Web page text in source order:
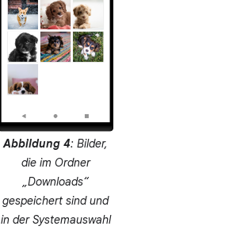
Abbildung 4: Bilder,
die im Ordner
„Downloads“
gespeichert sind und
in der Systemauswahl